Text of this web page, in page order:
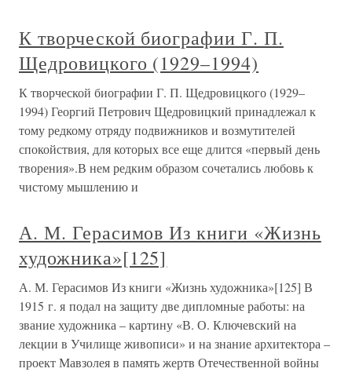
К творческой биографии Г. П.
Щедровицкого (1929–1994)
К творческой биографии Г. П. Щедровицкого (1929–
1994) Георгий Петрович Щедровицкий принадлежал к
тому редкому отряду подвижников и возмутителей
спокойствия, для которых все еще длится «первый день
творения».В нем редким образом сочетались любовь к
чистому мышлению и
А. М. Герасимов Из книги «Жизнь
художника»[125]
А. М. Герасимов Из книги «Жизнь художника»[125] В
1915 г. я подал на защиту две дипломные работы: на
звание художника – картину «В. О. Ключевский на
лекции в Училище живописи» и на знание архитектора –
проект Мавзолея в память жертв Отечественной войны